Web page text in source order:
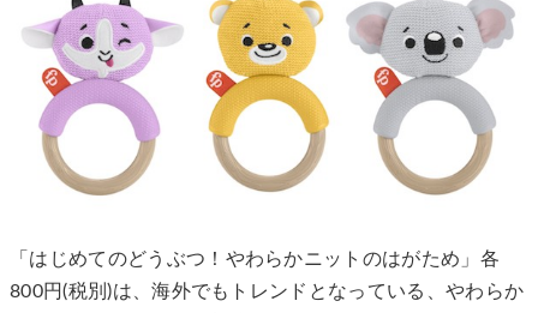
「はじめてのどうぶつ！やわらかニットのはがため」各
800円(税別)は、海外でもトレンドとなっている、やわらか